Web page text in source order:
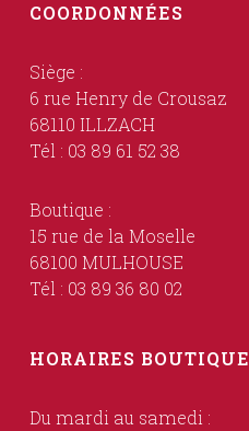
COORDONNÉES
Siège :
6 rue Henry de Crousaz
68110 ILLZACH
Tél : 03 89 61 52 38
Boutique :
15 rue de la Moselle
68100 MULHOUSE
Tél : 03 89 36 80 02
HORAIRES BOUTIQUE
Du mardi au samedi :